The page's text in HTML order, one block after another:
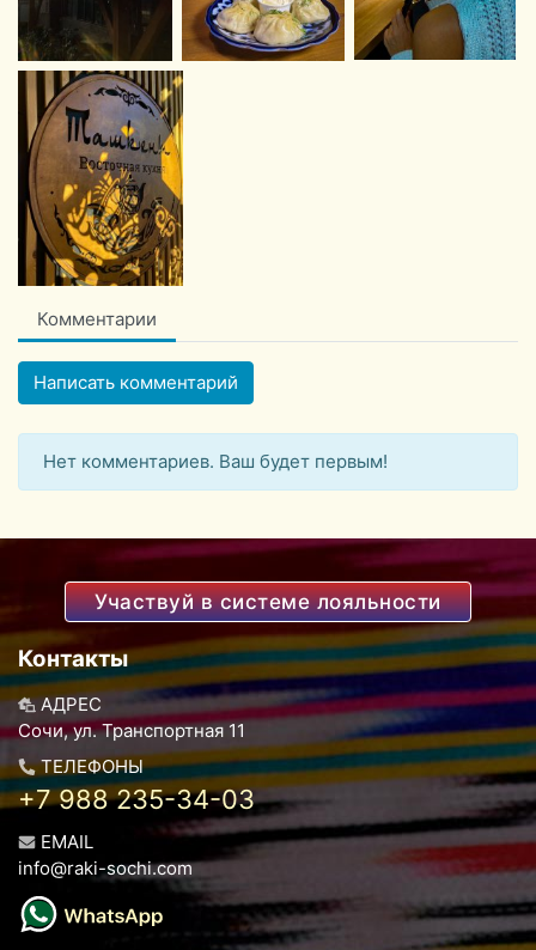
Комментарии
Написать комментарий
Нет комментариев. Ваш будет первым!
Участвуй в системе лояльности
Контакты
АДРЕС
Сочи, ул. Транспортная 11
ТЕЛЕФОНЫ
+7 988 235-34-03
EMAIL
info@raki-sochi.com